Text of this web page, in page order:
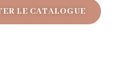
LE CATALOGUE